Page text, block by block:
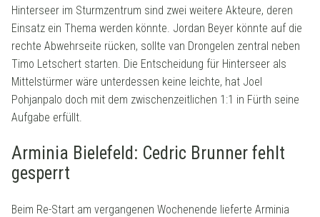
Hinterseer im Sturmzentrum sind zwei weitere Akteure, deren
Einsatz ein Thema werden könnte. Jordan Beyer könnte auf die
rechte Abwehrseite rücken, sollte van Drongelen zentral neben
Timo Letschert starten. Die Entscheidung für Hinterseer als
Mittelstürmer wäre unterdessen keine leichte, hat Joel
Pohjanpalo doch mit dem zwischenzeitlichen 1:1 in Fürth seine
Aufgabe erfüllt.
Arminia Bielefeld: Cedric Brunner fehlt
gesperrt
Beim Re-Start am vergangenen Wochenende lieferte Arminia